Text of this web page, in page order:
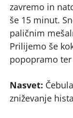
zavremo in
še 15 minut.
paličnim
Prilijemo še
popopramo
Nasvet:
zniževanje